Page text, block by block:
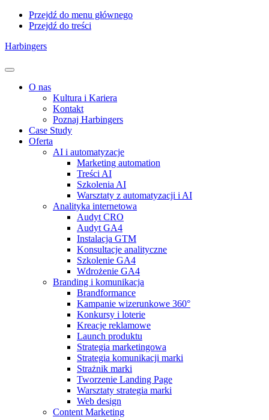
Przejdź do menu głównego
Przejdź do treści
Harbingers
Menu
O nas
Kultura i Kariera
Kontakt
Poznaj Harbingers
Case Study
Oferta
AI i automatyzacje
Marketing automation
Treści AI
Szkolenia AI
Warsztaty z automatyzacji i AI
Analityka internetowa
Audyt CRO
Audyt GA4
Instalacja GTM
Konsultacje analityczne
Szkolenie GA4
Wdrożenie GA4
Branding i komunikacja
Brandformance
Kampanie wizerunkowe 360°
Konkursy i loterie
Kreacje reklamowe
Launch produktu
Strategia marketingowa
Strategia komunikacji marki
Strażnik marki
Tworzenie Landing Page
Warsztaty strategia marki
Web design
Content Marketing